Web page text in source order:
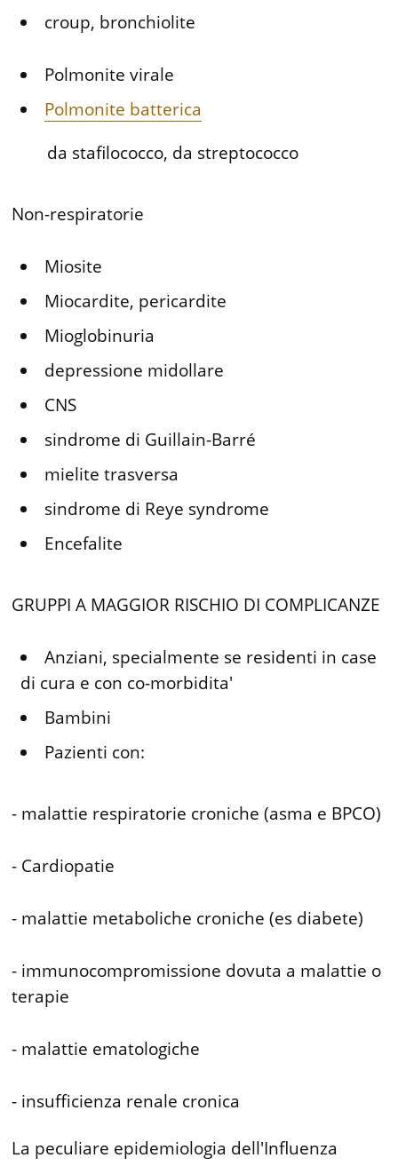
croup, bronchiolite
Polmonite virale
Polmonite batterica
da stafilococco, da streptococco
Non-respiratorie
Miosite
Miocardite, pericardite
Mioglobinuria
depressione midollare
CNS
sindrome di Guillain-Barré
mielite trasversa
sindrome di Reye syndrome
Encefalite
GRUPPI A MAGGIOR RISCHIO DI COMPLICANZE
Anziani, specialmente se residenti in case
di cura e con co-morbidita'
Bambini
Pazienti con:
- malattie respiratorie croniche (asma e BPCO)
- Cardiopatie
- malattie metaboliche croniche (es diabete)
- immunocompromissione dovuta a malattie o
terapie
- malattie ematologiche
- insufficienza renale cronica
La peculiare epidemiologia dell'Influenza